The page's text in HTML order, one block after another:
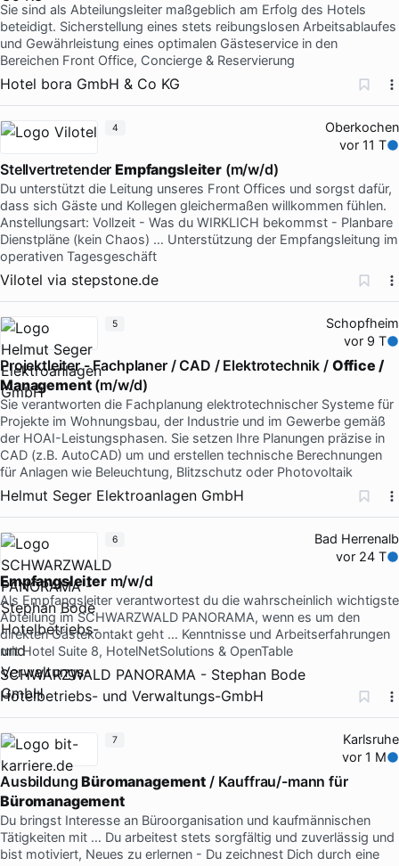
Sie sind als Abteilungsleiter maßgeblich am Erfolg des Hotels
beteidigt. Sicherstellung eines stets reibungslosen Arbeitsablaufes
und Gewährleistung eines optimalen Gästeservice in den
Bereichen Front Office, Concierge & Reservierung
Hotel bora GmbH & Co KG
Oberkochen
vor 11 T
StellvertretenderEmpfangsleiter(m/w/d)
Du unterstützt die Leitung unseres Front Offices und sorgst dafür,
dass sich Gäste und Kollegen gleichermaßen willkommen fühlen.
Anstellungsart: Vollzeit - Was du WIRKLICH bekommst - Planbare
Dienstpläne (kein Chaos) … Unterstützung der Empfangsleitung im
operativen Tagesgeschäft
Vilotel via stepstone.de
4
Schopfheim
vor 9 T
Projektleiter - Fachplaner / CAD / Elektrotechnik / Office /
Management(m/w/d)
Sie verantworten die Fachplanung elektrotechnischer Systeme für
Projekte im Wohnungsbau, der Industrie und im Gewerbe gemäß
der HOAI-Leistungsphasen. Sie setzen Ihre Planungen präzise in
CAD (z.B. AutoCAD) um und erstellen technische Berechnungen
für Anlagen wie Beleuchtung, Blitzschutz oder Photovoltaik
Helmut Seger Elektroanlagen GmbH
5
Bad Herrenalb
vor 24 T
Empfangsleiterm/w/d
Als Empfangsleiter verantwortest du die wahrscheinlich wichtigste
Abteilung im SCHWARZWALD PANORAMA, wenn es um den
direkten Gästekontakt geht … Kenntnisse und Arbeitserfahrungen
mit Hotel Suite 8, HotelNetSolutions & OpenTable
SCHWARZWALD PANORAMA - Stephan Bode
Hotelbetriebs- und Verwaltungs-GmbH
6
Karlsruhe
vor 1 M
AusbildungBüromanagement / Kauffrau/-mann für
Büromanagement
Du bringst Interesse an Büroorganisation und kaufmännischen
Tätigkeiten mit … Du arbeitest stets sorgfältig und zuverlässig und
bist motiviert, Neues zu erlernen - Du zeichnest Dich durch eine
7